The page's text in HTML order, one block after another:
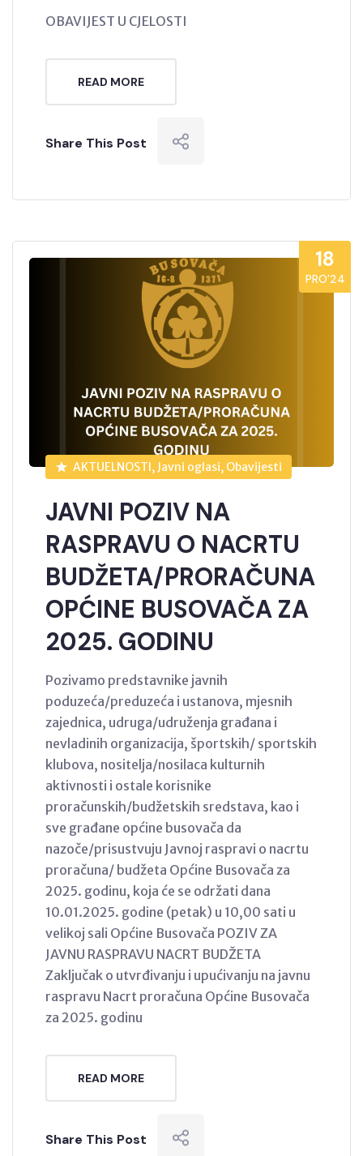
OBAVIJEST U CJELOSTI
READ MORE
Share This Post
18
PRO’24
AKTUELNOSTI, Javni oglasi, Obavijesti
JAVNI POZIV NA
RASPRAVU O NACRTU
BUDŽETA/PRORAČUNA
OPĆINE BUSOVAČA ZA
2025. GODINU
Pozivamo predstavnike javnih
poduzeća/preduzeća i ustanova, mjesnih
zajednica, udruga/udruženja građana i
nevladinih organizacija, športskih/ sportskih
klubova, nositelja/nosilaca kulturnih
aktivnosti i ostale korisnike
proračunskih/budžetskih sredstava, kao i
sve građane općine busovača da
nazoče/prisustvuju Javnoj raspravi o nacrtu
proračuna/ budžeta Općine Busovača za
2025. godinu, koja će se održati dana
10.01.2025. godine (petak) u 10,00 sati u
velikoj sali Općine Busovača POZIV ZA
JAVNU RASPRAVU NACRT BUDŽETA
Zaključak o utvrđivanju i upućivanju na javnu
raspravu Nacrt proračuna Općine Busovača
za 2025. godinu
READ MORE
Share This Post